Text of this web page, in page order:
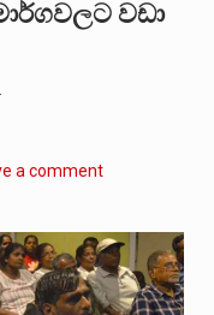
වඩා
a comment